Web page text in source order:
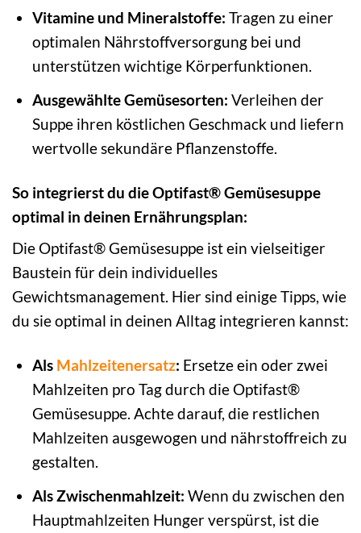
Vitamine und Mineralstoffe: Tragen zu einer
optimalen Nährstoffversorgung bei und
unterstützen wichtige Körperfunktionen.
Ausgewählte Gemüsesorten: Verleihen der
Suppe ihren köstlichen Geschmack und liefern
wertvolle sekundäre Pflanzenstoffe.
So integrierst du die Optifast® Gemüsesuppe
optimal in deinen Ernährungsplan:
Die Optifast® Gemüsesuppe ist ein vielseitiger
Baustein für dein individuelles
Gewichtsmanagement. Hier sind einige Tipps, wie
du sie optimal in deinen Alltag integrieren kannst:
Als Mahlzeitenersatz: Ersetze ein oder zwei
Mahlzeiten pro Tag durch die Optifast®
Gemüsesuppe. Achte darauf, die restlichen
Mahlzeiten ausgewogen und nährstoffreich zu
gestalten.
Als Zwischenmahlzeit: Wenn du zwischen den
Hauptmahlzeiten Hunger verspürst, ist die